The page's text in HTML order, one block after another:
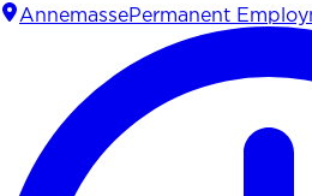
AnnemassePermanent